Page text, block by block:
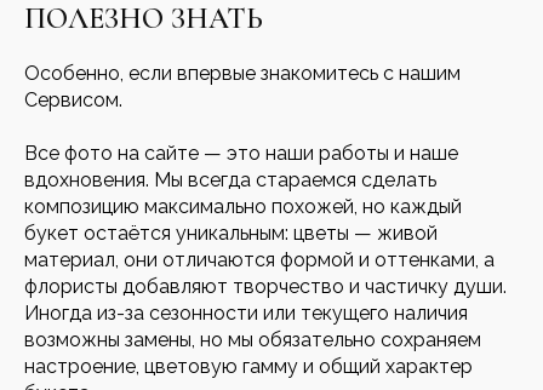
ПОЛЕЗНО ЗНАТЬ
Особенно, если впервые знакомитесь с нашим
Сервисом.
Все фото на сайте — это наши работы и наше
вдохновения. Мы всегда стараемся сделать
композицию максимально похожей, но каждый
букет остаётся уникальным: цветы — живой
материал, они отличаются формой и оттенками, а
флористы добавляют творчество и частичку души.
Иногда из-за сезонности или текущего наличия
возможны замены, но мы обязательно сохраняем
настроение, цветовую гамму и общий характер